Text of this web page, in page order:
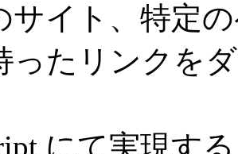
サイト、特定
ったリンクを
にて実現す